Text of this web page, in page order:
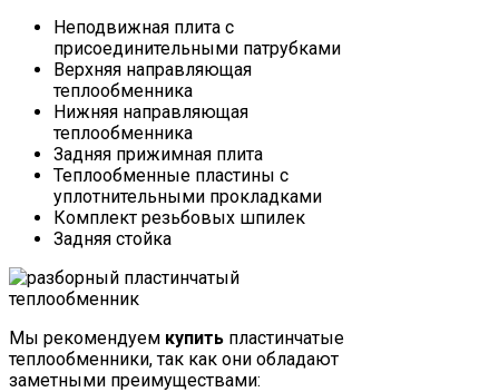
Неподвижная плита с
присоединительными патрубками
Верхняя направляющая
теплообменника
Нижняя направляющая
теплообменника
Задняя прижимная плита
Теплообменные пластины с
уплотнительными прокладками
Комплект резьбовых шпилек
Задняя стойка
Мы рекомендуем купить пластинчатые
теплообменники, так как они обладают
заметными преимуществами: